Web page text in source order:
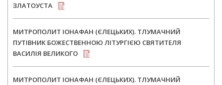
ЗЛАТОУСТА
МИТРОПОЛИТ ІОНАФАН (ЄЛЕЦЬКИХ). ТЛУМАЧНИЙ
ПУТІВНИК БОЖЕСТВЕННОЮ ЛІТУРГІЄЮ СВЯТИТЕЛЯ
ВАСИЛІЯ ВЕЛИКОГО
МИТРОПОЛИТ ІОНАФАН (ЄЛЕЦЬКИХ). ТЛУМАЧНИЙ